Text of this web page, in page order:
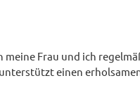
meine Frau und ich
einen